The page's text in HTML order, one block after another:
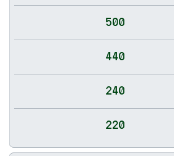
500
440
240
220